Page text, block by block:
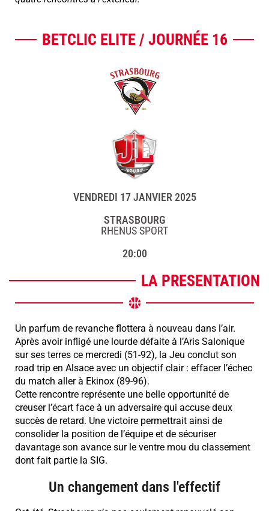
BETCLIC ELITE / JOURNÉE 16
VENDREDI 17 JANVIER 2025
STRASBOURG
RHENUS SPORT
20:00
LA PRESENTATION
Un parfum de revanche flottera à nouveau dans l’air.
Après avoir infligé une lourde défaite à l’Aris Salonique
sur ses terres ce mercredi (51-92), la Jeu conclut son
road trip en Alsace avec un objectif clair : effacer l’échec
du match aller à Ekinox (89-96).
Cette rencontre représente une belle opportunité de
creuser l’écart face à un adversaire qui accuse deux
succès de retard. Une victoire permettrait ainsi de
consolider la position de l’équipe et de sécuriser
davantage son avance sur le ventre mou du classement
dont fait partie la SIG.
Un changement dans l'effectif